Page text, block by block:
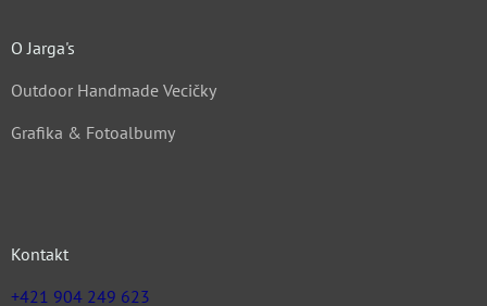
O Jarga's
Outdoor Handmade Vecičky
Grafika & Fotoalbumy
Kontakt
+421 904 249 623